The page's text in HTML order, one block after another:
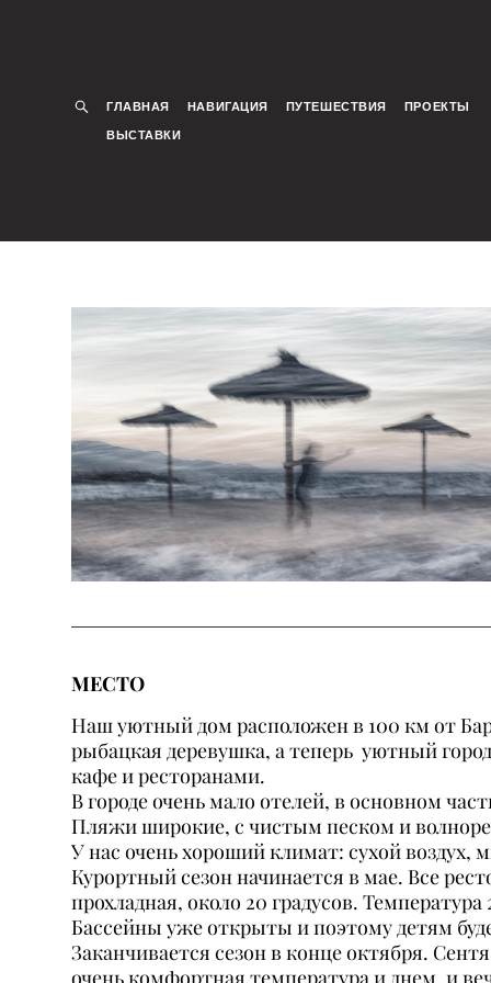
ГЛАВНАЯ НАВИГАЦИЯ ПУТЕШЕСТВИЯ ПРОЕКТЫ
ВЫСТАВКИ
МЕСТО
Наш уютный дом расположен в 100 км от
рыбацкая деревушка, а теперь уютный
кафе и ресторанами.
В городе очень мало отелей, в основном
Пляжи широкие, с чистым песком и
У нас очень хороший климат: сухой воздух,
Курортный сезон начинается в мае. Все
прохладная, около 20 градусов.
Бассейны уже открыты и поэтому детям
Заканчивается сезон в конце октября.